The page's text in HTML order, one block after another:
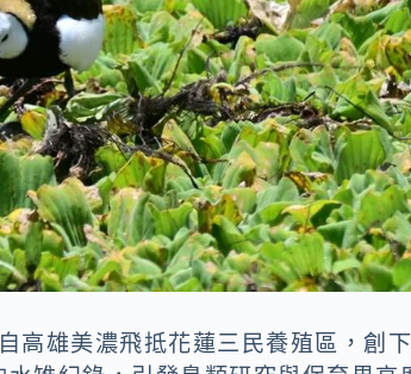
高雄美濃飛抵花蓮三民養殖區，創